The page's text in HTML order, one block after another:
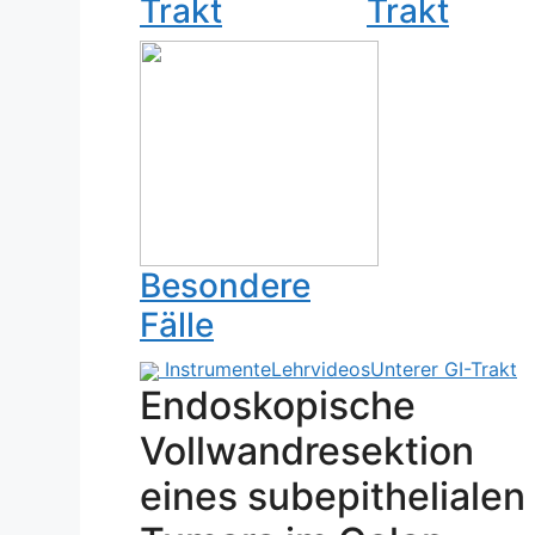
Trakt
Trakt
Besondere
Fälle
InstrumenteLehrvideosUnterer GI-Trakt
Endoskopische
Vollwandresektion
eines subepithelialen